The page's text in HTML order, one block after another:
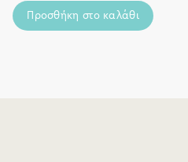
Προσθήκη στο καλάθι